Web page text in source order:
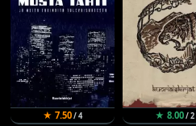
★ 7.50/ 4 ★ 8.00/ 2